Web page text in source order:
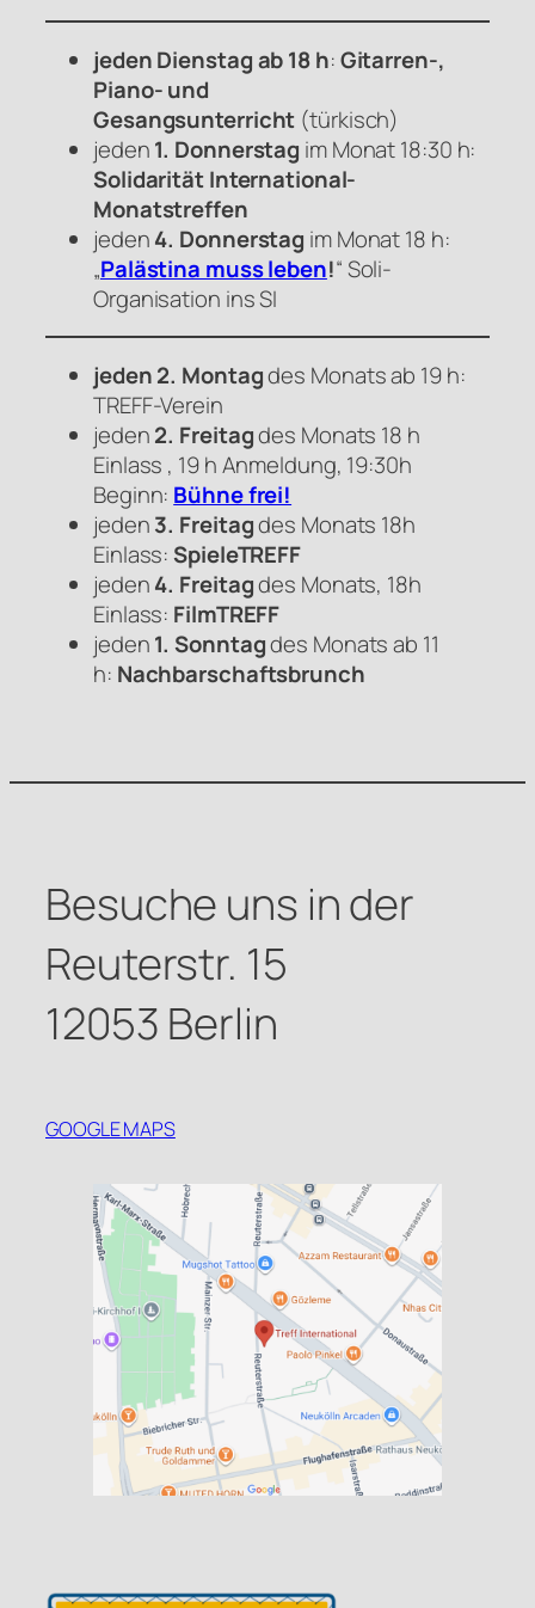
jeden Dienstag ab 18 h:Gitarren-,
Piano- und
Gesangsunterricht (türkisch)
jeden1. Donnerstag im Monat 18:30 h:
Solidarität International-
Monatstreffen
jeden4. Donnerstag im Monat 18 h:
„Palästina muss leben!“ Soli-
Organisation ins SI
jeden 2. Montagdes Monats ab 19 h:
TREFF-Verein
jeden2. Freitagdes Monats 18 h
Einlass , 19 h Anmeldung, 19:30h
Beginn: Bühne frei!
jeden3. Freitagdes Monats 18h
Einlass:SpieleTREFF
jeden4. Freitagdes Monats, 18h
Einlass: FilmTREFF
jeden1. Sonntagdes Monats ab 11
h: Nachbarschaftsbrunch
Besuche uns in der
Reuterstr. 15
12053 Berlin
GOOGLE MAPS